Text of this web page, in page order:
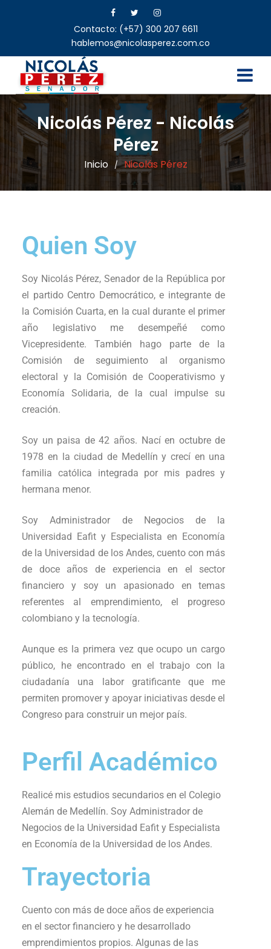
Contacto: (+57) 300 207 6611
hablemos@nicolasperez.com.co
Nicolás Pérez - Nicolás
Pérez
Inicio / Nicolás Pérez
Quien Soy
Soy Nicolás Pérez, Senador de la República por
el partido Centro Democrático, e integrante de
la Comisión Cuarta, en la cual durante el primer
año legislativo me desempeñé como
Vicepresidente. También hago parte de la
Comisión de seguimiento al organismo
electoral y la Comisión de Cooperativismo y
Economía Solidaria, de la cual impulse su
creación.
Soy un paisa de 42 años. Nací en octubre de
1978 en la ciudad de Medellín y crecí en una
familia católica integrada por mis padres y
hermana menor.
Soy Administrador de Negocios de la
Universidad Eafit y Especialista en Economía
de la Universidad de los Andes, cuento con más
de doce años de experiencia en el sector
financiero y soy un apasionado en temas
referentes al emprendimiento, el progreso
colombiano y la tecnología.
Aunque es la primera vez que ocupo un cargo
público, he encontrado en el trabajo con la
ciudadanía una labor gratificante que me
permiten promover y apoyar iniciativas desde el
Congreso para construir un mejor país.
Perfil Académico
Realicé mis estudios secundarios en el Colegio
Alemán de Medellín. Soy Administrador de
Negocios de la Universidad Eafit y Especialista
en Economía de la Universidad de los Andes.
Trayectoria
Cuento con más de doce años de experiencia
en el sector financiero y he desarrollado
emprendimientos propios. Algunas de las